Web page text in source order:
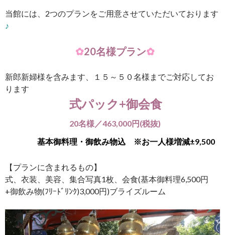
当館には、2つのプランをご用意させていただいております
♪
✿20名様プラン✿
新郎新婦様を含みます、１５～５０名様までご対応してお
ります
式パック+御会食
20名様／463,000円(税抜)
基本御料理・御飲み物込 ※お一人様増減±9,500
【プランに含まれるもの】
式、衣装、美容、集合写真1枚、会食(基本御料理6,500円
+御飲み物(ﾌﾘｰﾄﾞﾘﾝｸ)3,000円)ブライズルーム